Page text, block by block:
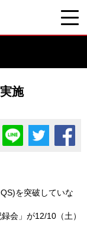
施
を突破していな
会」が12/10（土）